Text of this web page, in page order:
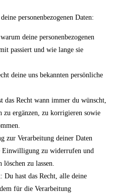
personenbezogenen Daten:
deine personenbezogenen
passiert und wie lange sie
deine uns bekannten persönliche
Recht wann immer du wünscht,
zu ergänzen, zu korrigieren sowie
zur Verarbeitung deiner Daten
Einwilligung zu widerrufen und
zu lassen.
Du hast das Recht, alle deine
für die Verarbeitung